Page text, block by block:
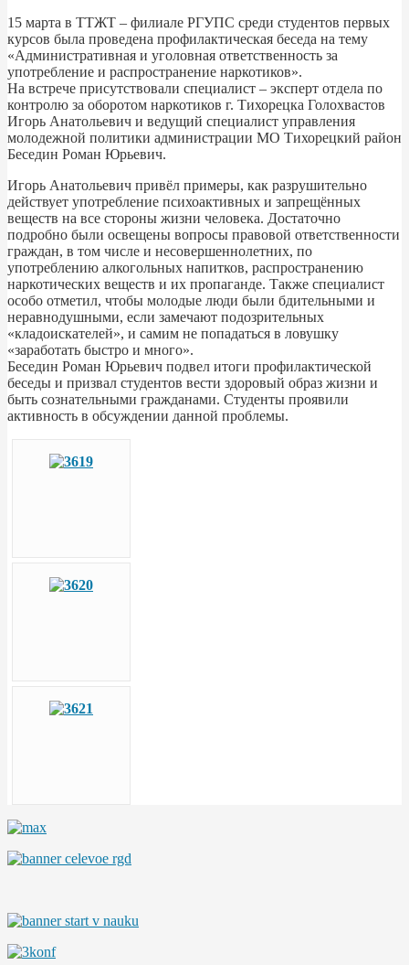
15 марта в ТТЖТ – филиале РГУПС среди студентов первых
курсов была проведена профилактическая беседа на тему
«Административная и уголовная ответственность за
употребление и распространение наркотиков».
На встрече присутствовали специалист – эксперт отдела по
контролю за оборотом наркотиков г. Тихорецка Голохвастов
Игорь Анатольевич и ведущий специалист управления
молодежной политики администрации МО Тихорецкий район
Беседин Роман Юрьевич.
Игорь Анатольевич привёл примеры, как разрушительно
действует употребление психоактивных и запрещённых
веществ на все стороны жизни человека. Достаточно
подробно были освещены вопросы правовой ответственности
граждан, в том числе и несовершеннолетних, по
употреблению алкогольных напитков, распространению
наркотических веществ и их пропаганде. Также специалист
особо отметил, чтобы молодые люди были бдительными и
неравнодушными, если замечают подозрительных
«кладоискателей», и самим не попадаться в ловушку
«заработать быстро и много».
Беседин Роман Юрьевич подвел итоги профилактической
беседы и призвал студентов вести здоровый образ жизни и
быть сознательными гражданами. Студенты проявили
активность в обсуждении данной проблемы.